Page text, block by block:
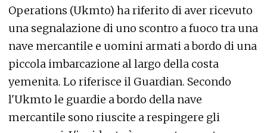
Operations (Ukmto) ha riferito di aver ricevuto
una segnalazione di uno scontro a fuoco tra una
nave mercantile e uomini armati a bordo di una
piccola imbarcazione al largo della costa
yemenita. Lo riferisce il Guardian. Secondo
l'Ukmto le guardie a bordo della nave
mercantile sono riuscite a respingere gli